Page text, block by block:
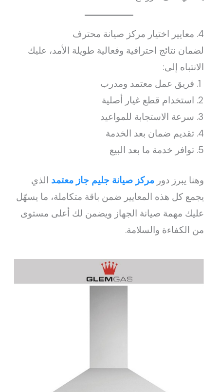
4. معايير اختيار مركز صيانة محترف
لضمان نتائج احترافية وفعالية طويلة الأمد، عليك
الانتباه إلى:
فريق عمل معتمد ومدرب
استخدام قطع غيار أصلية
سرعة الاستجابة للمواعيد
تقديم ضمان بعد الخدمة
توافر خدمة ما بعد البيع
وهنا يبرز دورمركز صيانة جليم جاز معتمد الذي
يجمع كل هذه المعايير ضمن باقة متكاملة، ما يسهّل
عليك مهمة صيانة الجهاز ويضمن لك أعلى مستوى
من الكفاءة والسلامة.